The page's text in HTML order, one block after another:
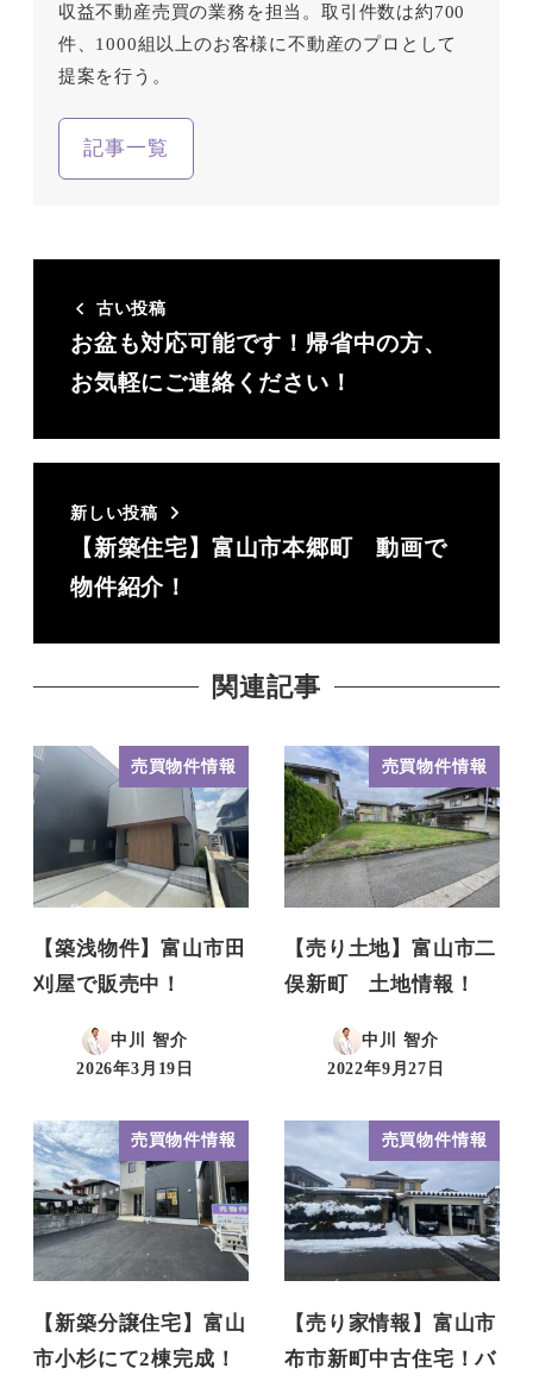
収益不動産売買の業務を担当。取引件数は約700
件、1000組以上のお客様に不動産のプロとして
提案を行う。
記事一覧
古い投稿
お盆も対応可能です！帰省中の方、
お気軽にご連絡ください！
新しい投稿
【新築住宅】富山市本郷町 動画で
物件紹介！
関連記事
売買物件情報
【築浅物件】富山市田
刈屋で販売中！
中川 智介
投稿日
2026年3月19日
売買物件情報
【売り土地】富山市二
俣新町 土地情報！
中川 智介
投稿日
2022年9月27日
売買物件情報
【新築分譲住宅】富山
市小杉にて2棟完成！
売買物件情報
【売り家情報】富山市
布市新町中古住宅！バ